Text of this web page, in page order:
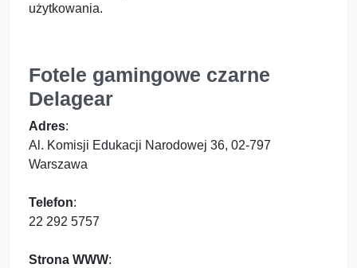
użytkowania.
Fotele gamingowe czarne
Delagear
Adres:
Al. Komisji Edukacji Narodowej 36, 02-797
Warszawa
Telefon:
22 292 5757
Strona WWW: